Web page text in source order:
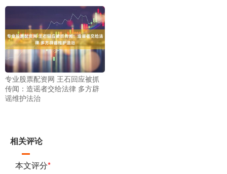
专业股票配资网 王石回应被抓
传闻：造谣者交给法律 多方辟
谣维护法治
相关评论
本文评分*